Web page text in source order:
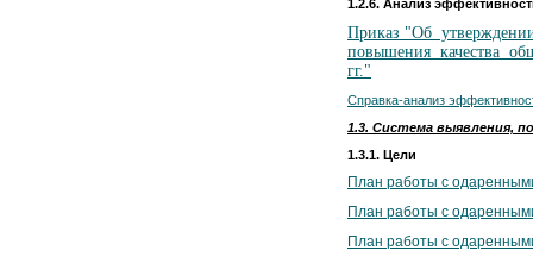
1.2.6. Анализ
Приказ "Об
повышения качества
гг."
Справка-анализ
1.3. Система выявления,
1.3.1. Цели
План работы с
План работы с
План работы с